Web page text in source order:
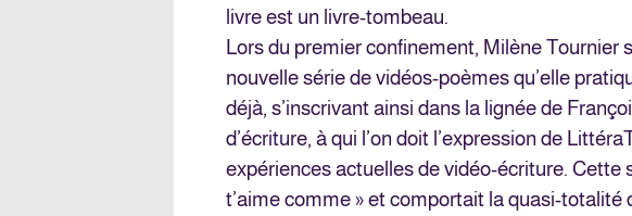
livre est un livre-tombeau.
Lors du premier confinement, Milène Tournier
nouvelle série de vidéos-poèmes qu’elle
déjà, s’inscrivant ainsi dans la lignée de
d’écriture, à qui l’on doit l’expression de
expériences actuelles de vidéo-écriture. Cette
t’aime comme » et comportait la quasi-totalité